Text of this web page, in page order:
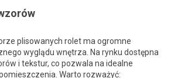
plisowanych rolet ma ogromne
wyglądu wnętrza. Na rynku dostępna
i tekstur, co pozwala na idealne
Warto rozważyć: